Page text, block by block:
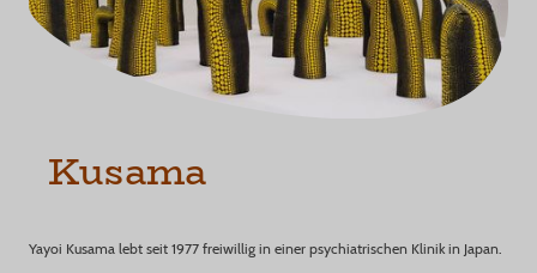
Kusama
Yayoi Kusama lebt seit 1977 freiwillig in einer psychiatrischen Klinik in Japan.